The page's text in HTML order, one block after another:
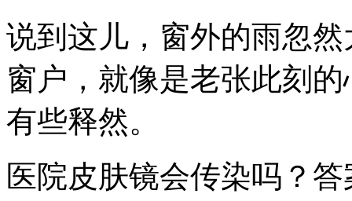
说到这儿，窗外的雨忽
窗户，就像是老张此刻
有些释然。
医院皮肤镜会传染吗？